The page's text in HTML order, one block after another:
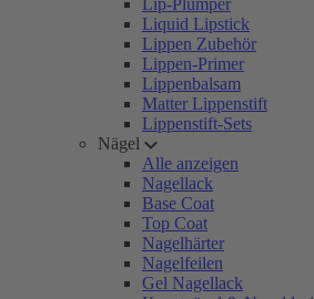
Lip-Plumper
Liquid Lipstick
Lippen Zubehör
Lippen-Primer
Lippenbalsam
Matter Lippenstift
Lippenstift-Sets
Nägel
Alle anzeigen
Nagellack
Base Coat
Top Coat
Nagelhärter
Nagelfeilen
Gel Nagellack